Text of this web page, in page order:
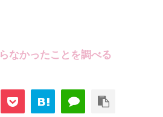
なかったことを調べる